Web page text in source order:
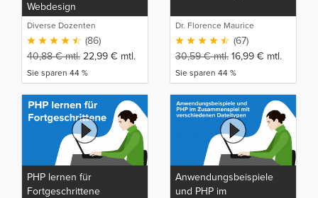
Webdesign
Diverse Dozenten
(86)
40,88€mtl. 22,99 € mtl.
Sie sparen 44 %
Dr. Florence Maurice
(67)
30,59€mtl. 16,99 € mtl.
Sie sparen 44 %
PHP lernen für
Fortgeschrittene
Anwendungsbeispiele
und PHP im